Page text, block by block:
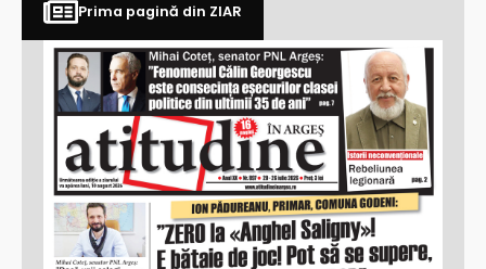
Prima pagină din ZIAR